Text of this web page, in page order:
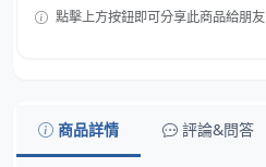
點擊上方按鈕即可分享此商品給朋友
商品詳情 評論&問答